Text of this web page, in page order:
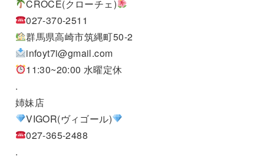
CROCE(クローチェ)
027-370-2511
群馬県高崎市筑縄町50-2
infoyt7i@gmail.com
11:30~20:00 水曜定休
.
姉妹店
VIGOR(ヴィゴール)
027-365-2488
.